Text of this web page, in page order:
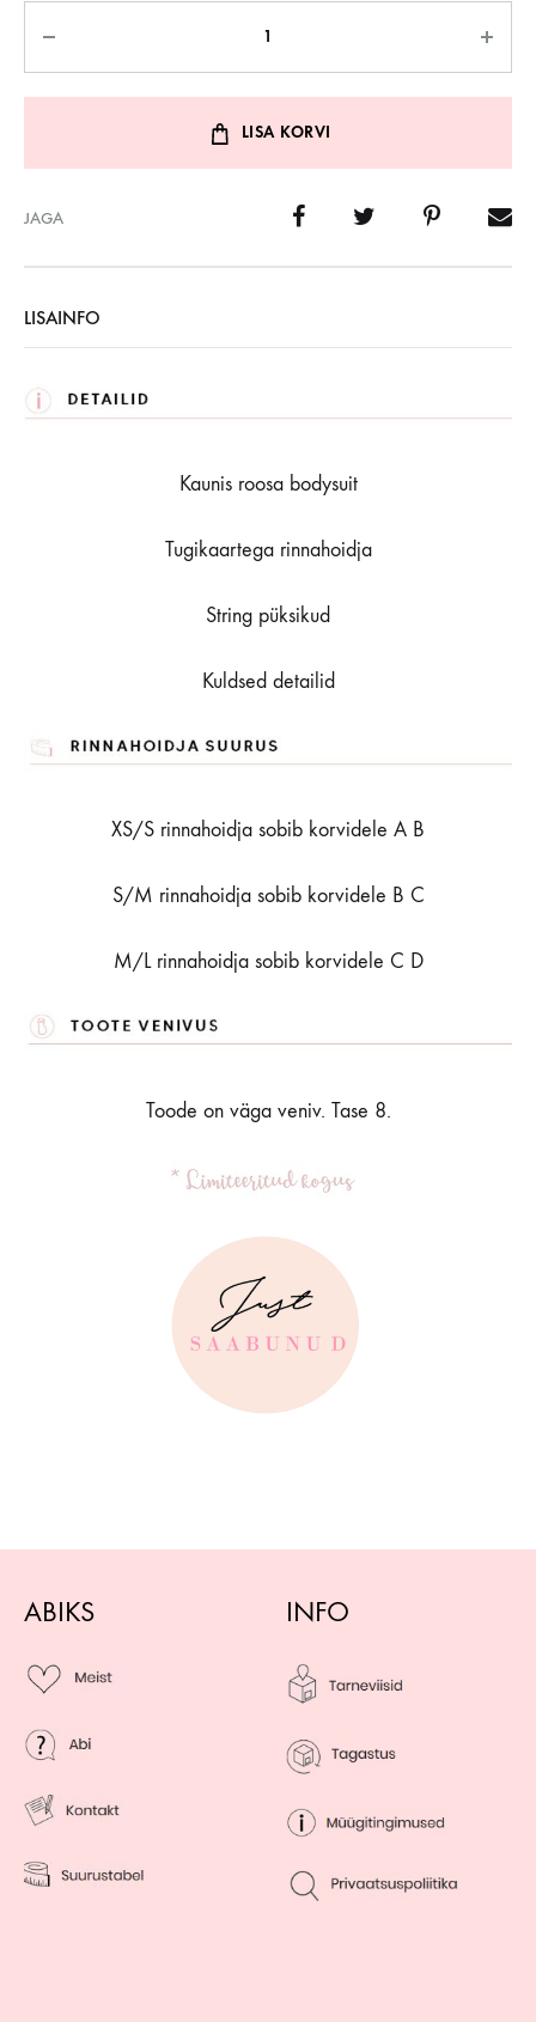
LISA KORVI
JAGA
LISAINFO
Kaunis roosa bodysuit
Tugikaartega rinnahoidja
String püksikud
Kuldsed detailid
XS/S rinnahoidja sobib korvidele A B
S/M rinnahoidja sobib korvidele B C
M/L rinnahoidja sobib korvidele C D
Toode on väga veniv. Tase 8.
ABIKS INFO